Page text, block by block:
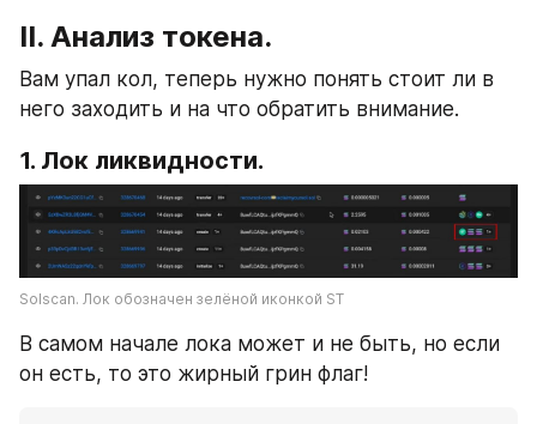
II. Анализ токена.
Вам упал кол, теперь нужно понять стоит ли в
него заходить и на что обратить внимание.
1. Лок ликвидности.
Solscan. Лок обозначен зелёной иконкой ST
В самом начале лока может и не быть, но если
он есть, то это жирный грин флаг!